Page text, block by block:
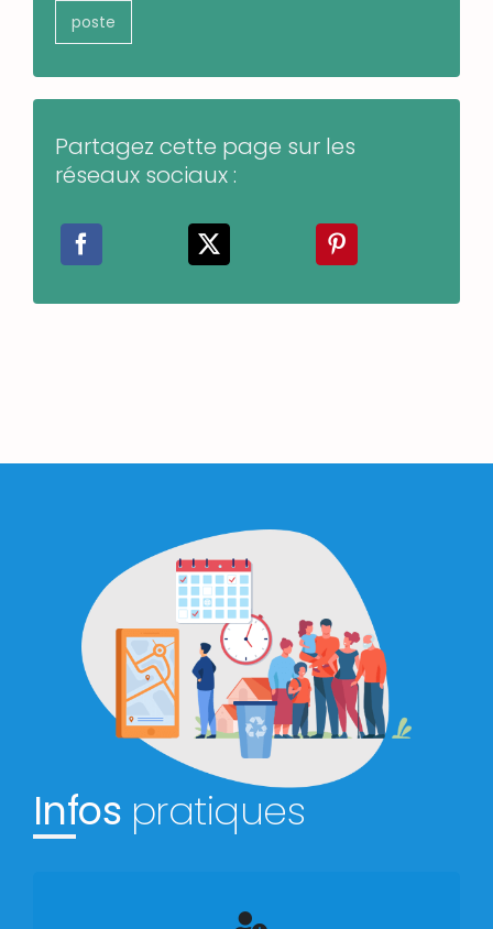
poste
Partagez cette page sur les
réseaux sociaux :
Infos pratiques